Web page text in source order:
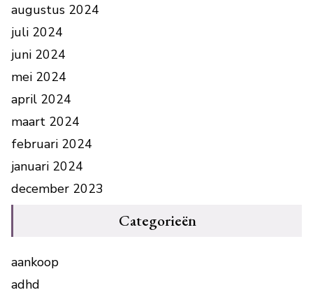
augustus 2024
juli 2024
juni 2024
mei 2024
april 2024
maart 2024
februari 2024
januari 2024
december 2023
Categorieën
aankoop
adhd